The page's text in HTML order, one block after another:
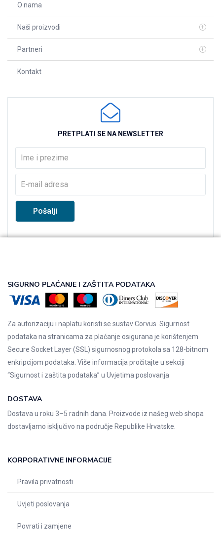
O nama
Naši proizvodi
Partneri
Kontakt
PRETPLATI SE NA NEWSLETTER
SIGURNO PLAĆANJE I ZAŠTITA PODATAKA
Za autorizaciju i naplatu koristi se sustav Corvus. Sigurnost
podataka na stranicama za plaćanje osigurana je korištenjem
Secure Socket Layer (SSL) sigurnosnog protokola sa 128-bitnom
enkripcijom podataka. Više informacija pročitajte u sekciji
“Sigurnost i zaštita podataka” u Uvjetima poslovanja
DOSTAVA
Dostava u roku 3–5 radnih dana. Proizvode iz našeg web shopa
dostavljamo isključivo na područje Republike Hrvatske.
KORPORATIVNE INFORMACIJE
Pravila privatnosti
Uvjeti poslovanja
Povrati i zamjene